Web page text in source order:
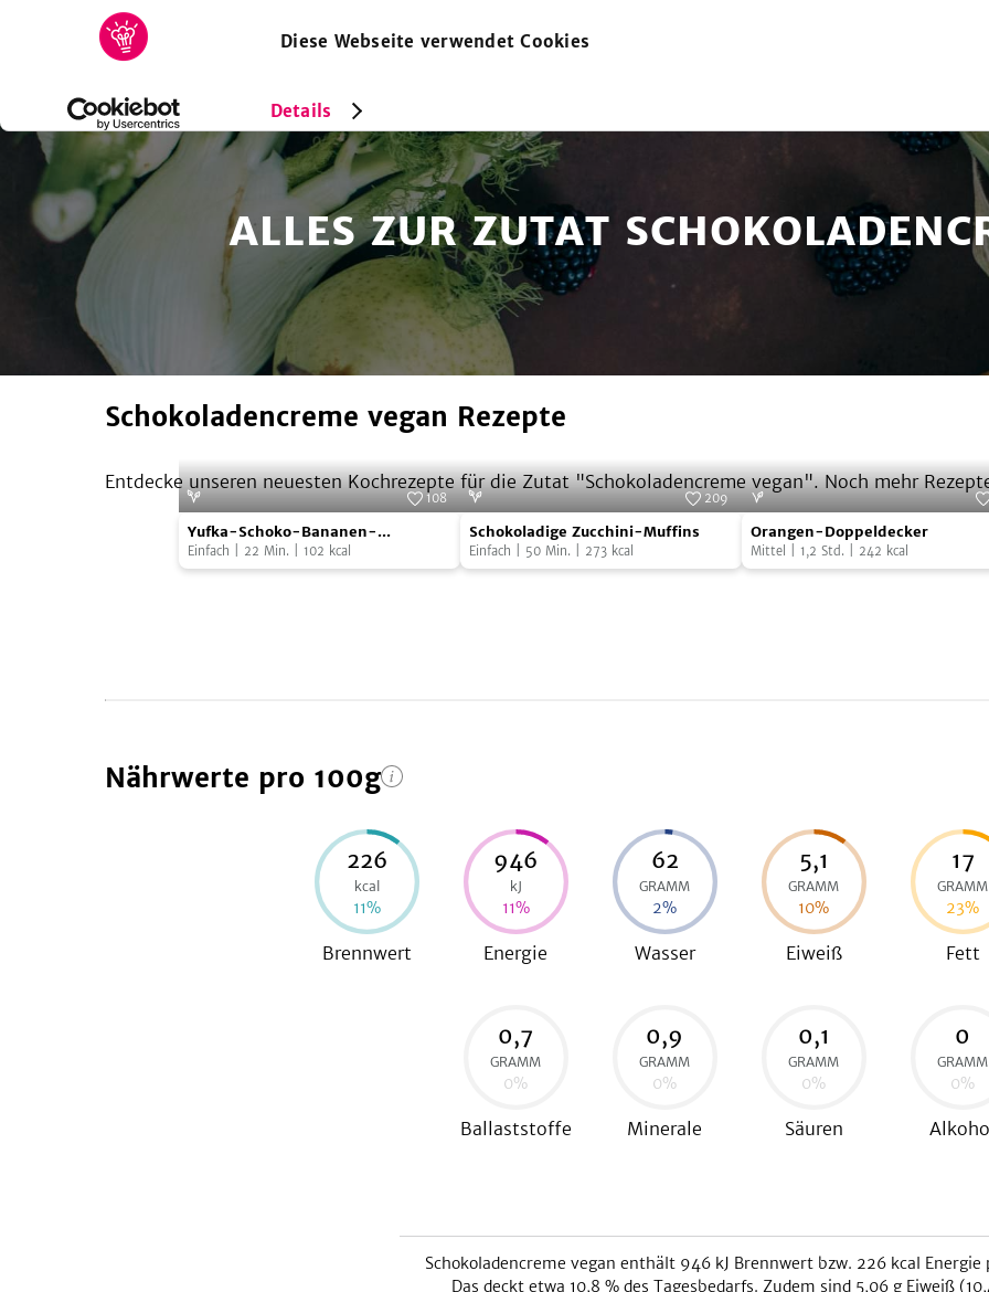
Diese Webseite verwendet Cookies
Details
REZEPTE SAMMLUNGEN MAGAZIN
ALLES ZUR ZUTAT
Schokoladencreme vegan Rezepte
Entdecke unseren neuesten Kochrezepte für die Zutat "Schokoladencreme vegan". Noch mehr
Yufka-
Schoko-
Bananen-
108
Yufka-Schoko-Bananen-
Pfännchen
Einfach 22 Min. 102 kcal
Schokoladige
Zucchini-
Muffins
Foto:SevenCooks
209
Schokoladige Zucchini-Muffins
Einfach 50 Min. 273 kcal
Orangen-
Doppeldecker
Orangen-Doppeldecker
Mittel 1,2 Std. 242 kcal
Nährwerte pro 100g
226
kcal
11%
Brennwert
946
kJ
11%
Energie
62
GRAMM
2%
Wasser
5,1
GRAMM
10%
Eiweiß
17
GRAMM
23%
Fett
0,7
GRAMM
0%
Ballaststoffe
0,9
GRAMM
0%
Minerale
0,1
GRAMM
0%
Säuren
0
GRAMM
0%
Alkohol
Schokoladencreme vegan enthält 946 kJ Brennwert bzw. 226 kcal Energie
Das deckt etwa 10,8 % des Tagesbedarfs. Zudem sind 5,06g Eiweiß (